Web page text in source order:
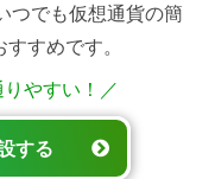
つでも仮想通貨の簡
すすめです。
やすい！／
する